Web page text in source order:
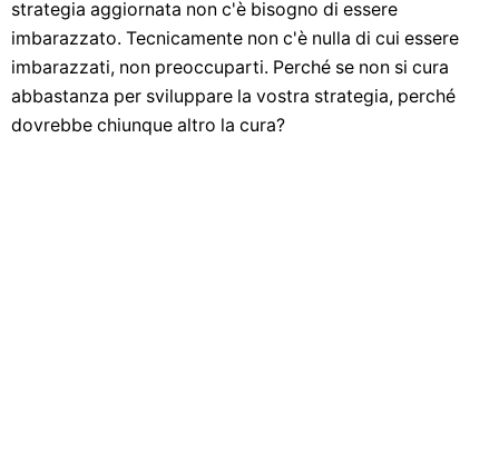
strategia aggiornata non c'è bisogno di essere
imbarazzato. Tecnicamente non c'è nulla di cui essere
imbarazzati, non preoccuparti. Perché se non si cura
abbastanza per sviluppare la vostra strategia, perché
dovrebbe chiunque altro la cura?